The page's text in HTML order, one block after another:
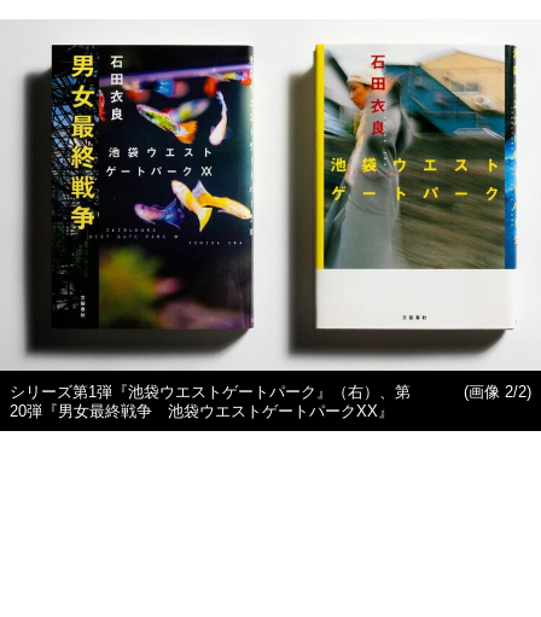
シリーズ第1弾『池袋ウエストゲートパーク』（右）、第
20弾『男女最終戦争 池袋ウエストゲートパークXX』
(画像 2/2)